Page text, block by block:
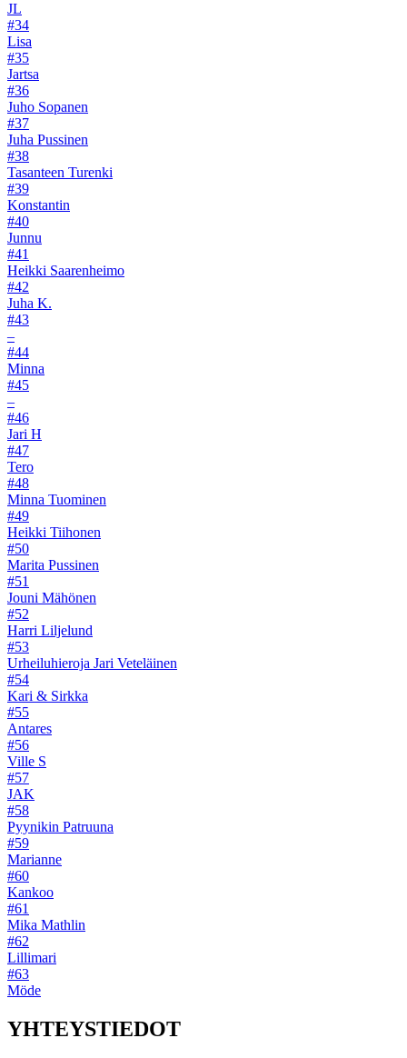
JL
#34
Lisa
#35
Jartsa
#36
Juho Sopanen
#37
Juha Pussinen
#38
Tasanteen Turenki
#39
Konstantin
#40
Junnu
#41
Heikki Saarenheimo
#42
Juha K.
#43
–
#44
Minna
#45
–
#46
Jari H
#47
Tero
#48
Minna Tuominen
#49
Heikki Tiihonen
#50
Marita Pussinen
#51
Jouni Mähönen
#52
Harri Liljelund
#53
Urheiluhieroja Jari Veteläinen
#54
Kari & Sirkka
#55
Antares
#56
Ville S
#57
JAK
#58
Pyynikin Patruuna
#59
Marianne
#60
Kankoo
#61
Mika Mathlin
#62
Lillimari
#63
Möde
YHTEYSTIEDOT